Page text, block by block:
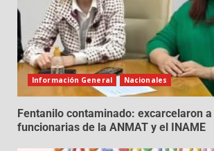
Información General Nacionales
Fentanilo contaminado: excarcelaron
funcionarias de la ANMAT y el INAME